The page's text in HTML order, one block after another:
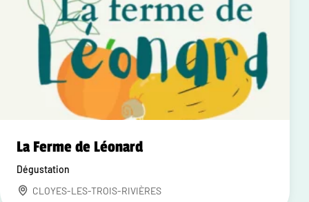
La Ferme de Léonard
Dégustation
CLOYES-LES-TROIS-RIVIÈRES